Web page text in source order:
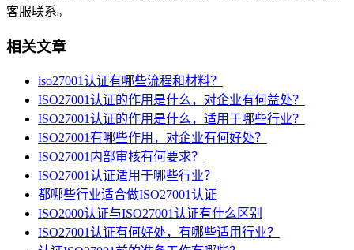
客服联系。
相关文章
iso27001认证有哪些流程和材料？
ISO27001认证的作用是什么，对企业有何益处？
ISO27001认证的作用是什么，适用于哪些行业？
ISO27001有哪些作用，对企业有何好处？
ISO27001内部审核有何要求？
ISO27001认证适用于哪些行业？
都哪些行业适合做ISO27001认证
ISO2000认证与ISO27001认证有什么区别
ISO27001认证有何好处，有哪些适用行业？